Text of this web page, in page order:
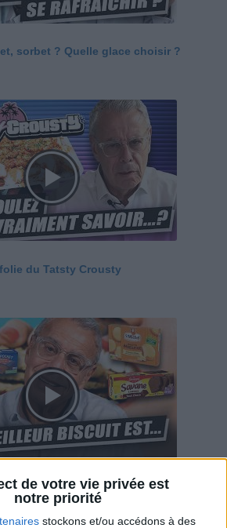
de votre vie privée est
notre priorité
stockons et/ou accédons à des
sorbet ? Quelle glace choisir ?
du Tatsty Crousty
Harrys... Que valent vraiment
ces gâteaux ?